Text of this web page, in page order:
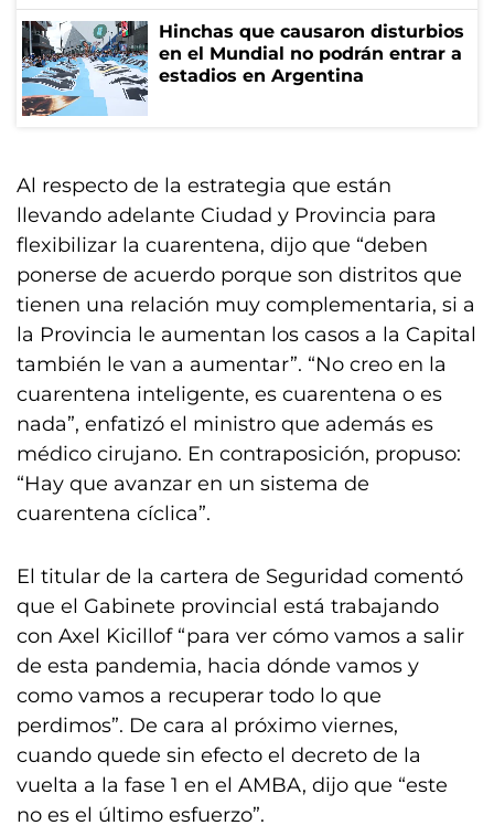
Hinchas que causaron disturbios
en el Mundial no podrán entrar a
estadios en Argentina
Al respecto de la estrategia que están
llevando adelante Ciudad y Provincia para
flexibilizar la cuarentena, dijo que “deben
ponerse de acuerdo porque son distritos que
tienen una relación muy complementaria, si a
la Provincia le aumentan los casos a la Capital
también le van a aumentar”. “No creo en la
cuarentena inteligente, es cuarentena o es
nada”, enfatizó el ministro que además es
médico cirujano. En contraposición, propuso:
“Hay que avanzar en un sistema de
cuarentena cíclica”.
El titular de la cartera de Seguridad comentó
que el Gabinete provincial está trabajando
con Axel Kicillof “para ver cómo vamos a salir
de esta pandemia, hacia dónde vamos y
como vamos a recuperar todo lo que
perdimos”. De cara al próximo viernes,
cuando quede sin efecto el decreto de la
vuelta a la fase 1 en el AMBA, dijo que “este
no es el último esfuerzo”.